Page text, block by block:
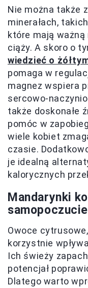
Nie można także
minerałach,
które mają
ciąży. A skoro o
wiedzieć o
pomaga w
magnez wspiera
sercowo-
także doskonałe
pomóc w
wiele kobiet
czasie.
je idealną
kalorycznych
Mandarynki
Owoce
korzystnie
Ich świeży
potencjał
Dlatego warto